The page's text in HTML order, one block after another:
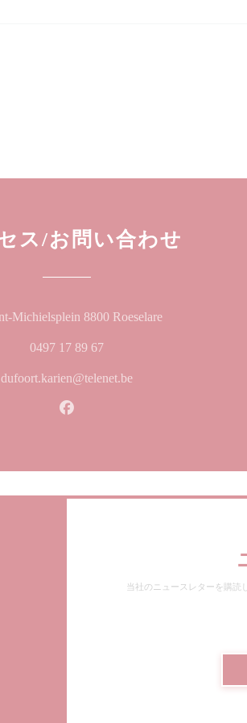
ス/お問い合わせ
Michielsplein 8800 Roeselare((新しいウィ
0497 17 89 67
dufoort.karien@telenet.be
Facebook ((新しいウィンド
当社のニュースレターを購読